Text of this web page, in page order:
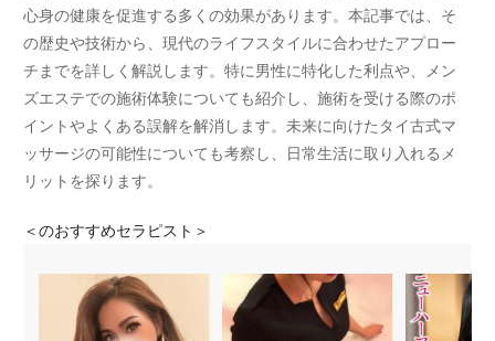
心身の健康を促進する多くの効果があります。本記事では、そ
の歴史や技術から、現代のライフスタイルに合わせたアプロー
チまでを詳しく解説します。特に男性に特化した利点や、メン
ズエステでの施術体験についても紹介し、施術を受ける際のポ
イントやよくある誤解を解消します。未来に向けたタイ古式マ
ッサージの可能性についても考察し、日常生活に取り入れるメ
リットを探ります。
＜のおすすめセラピスト＞